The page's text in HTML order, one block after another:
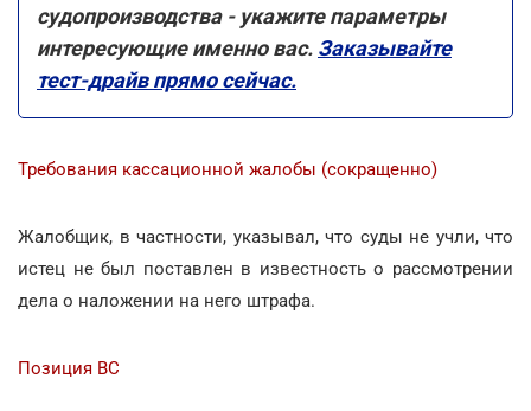
судопроизводства - укажите параметры
интересующие именно вас. Заказывайте
тест-драйв прямо сейчас.
Требования кассационной жалобы (сокращенно)
Жалобщик, в частности, указывал, что суды не учли, что
истец не был поставлен в известность о рассмотрении
дела о наложении на него штрафа.
Позиция ВС